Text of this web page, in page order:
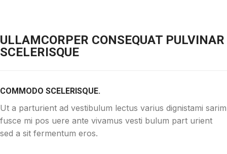
ULLAMCORPER CONSEQUAT PULVINAR
SCELERISQUE
COMMODO SCELERISQUE.
Ut a parturient ad vestibulum lectus varius dignistami sarim
fusce mi pos uere ante vivamus vesti bulum part urient
sed a sit fermentum eros.